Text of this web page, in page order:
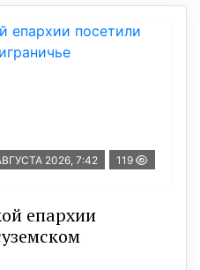
2026, 7:42 119
епархии